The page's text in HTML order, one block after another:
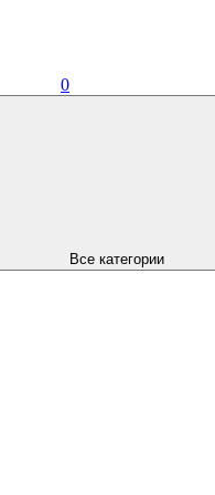
0
Все категории